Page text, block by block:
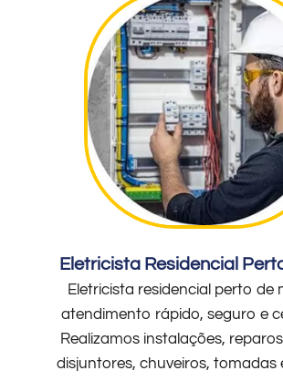
Eletricista Residencial
Eletricista residencial perto de
atendimento rápido, seguro e
Realizamos instalações,
disjuntores, chuveiros, tomadas